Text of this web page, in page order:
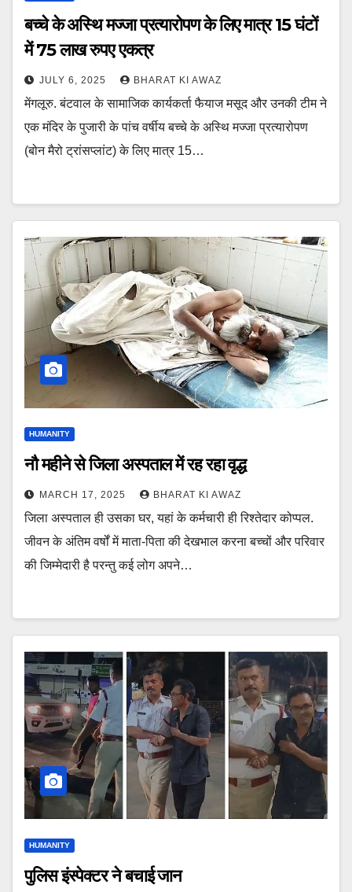
बच्चे के अस्थि मज्जा प्रत्यारोपण के लिए मात्र 15 घंटों
में 75 लाख रुपए एकत्र
JULY 6, 2025 BHARAT KI AWAZ
मेंगलूरु. बंटवाल के सामाजिक कार्यकर्ता फैयाज मसूद और उनकी टीम ने
एक मंदिर के पुजारी के पांच वर्षीय बच्चे के अस्थि मज्जा प्रत्यारोपण
(बोन मैरो ट्रांसप्लांट) के लिए मात्र 15…
HUMANITY
नौ महीने से जिला अस्पताल में रह रहा वृद्ध
MARCH 17, 2025 BHARAT KI AWAZ
जिला अस्पताल ही उसका घर, यहां के कर्मचारी ही रिश्तेदार कोप्पल.
जीवन के अंतिम वर्षों में माता-पिता की देखभाल करना बच्चों और परिवार
की जिम्मेदारी है परन्तु कई लोग अपने…
HUMANITY
पुलिस इंस्पेक्टर ने बचाई जान